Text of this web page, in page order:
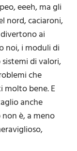
eeeh, ma gli
nord, caciaroni,
ai
noi, i moduli di
di valori,
che
molto bene. E
anche
è, a meno